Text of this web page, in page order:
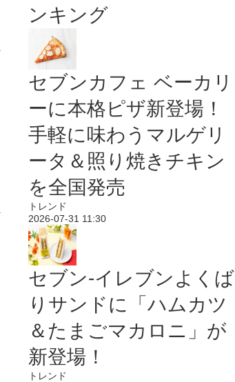
ンキング
セブンカフェ ベーカリ
ーに本格ピザ新登場！
手軽に味わうマルゲリ
ータ＆照り焼きチキン
を全国発売
トレンド
2026-07-31 11:30
セブン‐イレブンよくば
りサンドに「ハムカツ
＆たまごマカロニ」が
新登場！
トレンド